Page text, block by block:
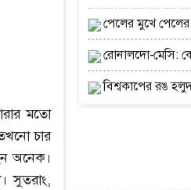
মতো
চার
অনেক।
সুতরাং,
পেলের মুখে
রোনালদো-মেসি:
বিশ্বকাপের রঙ